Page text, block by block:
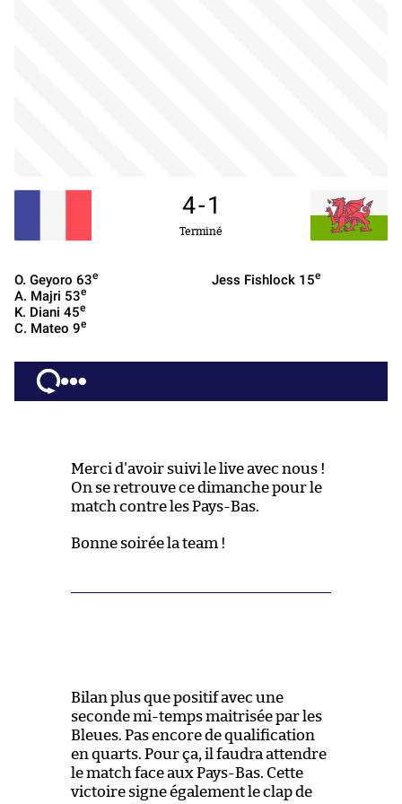
4-1
Terminé
O. Geyoro 63e
A. Majri 53e
K. Diani 45e
C. Mateo 9e
Jess Fishlock 15e
Merci d'avoir suivi le live avec nous !
On se retrouve ce dimanche pour le
match contre les Pays-Bas.
Bonne soirée la team !
Bilan plus que positif avec une
seconde mi-temps maitrisée par les
Bleues. Pas encore de qualification
en quarts. Pour ça, il faudra attendre
le match face aux Pays-Bas. Cette
victoire signe également le clap de